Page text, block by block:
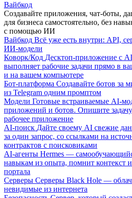
Вайбкод
Создавайте приложения, чат-боты,
для бизнеса самостоятельно, без
с помощью ИИ
Вайбкод Всё уже есть внутри: API,
ИИ-модели
Коворк/Код Десктоп-приложение с
выполняет рабочие задачи прямо в
и на вашем компьютере
Бот-платформа Создавайте ботов за
из Telegram одним промптом
Модели Готовые встраиваемые AI-
приложений и ботов. Опишите
рабочее приложение
AI-поиск Дайте своему AI свежие
за один запрос, со ссылками на
контрактов с поисковиками
AI-агенты Hermes —
навыкам из опыта, помнит контекст
портала
Серверы Серверы Black Hole —
невидимые из интернета